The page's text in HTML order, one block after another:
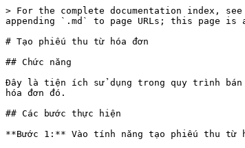
> For the complete documentation index,
appending `.md` to page URLs; this page
# Tạo phiếu thu từ hóa đơn
## Chức năng
Đây là tiện ích sử dụng trong quy trình bán
hóa đơn đó.
## Các bước thực hiện
**Bước 1:** Vào tính năng tạo phiếu thu từ